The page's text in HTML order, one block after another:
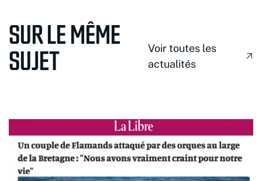
SUR LE MÊME
SUJET
Voir toutes les
actualités